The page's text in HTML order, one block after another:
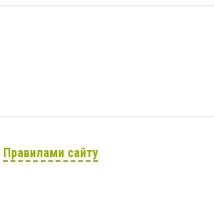
Правилами сайту